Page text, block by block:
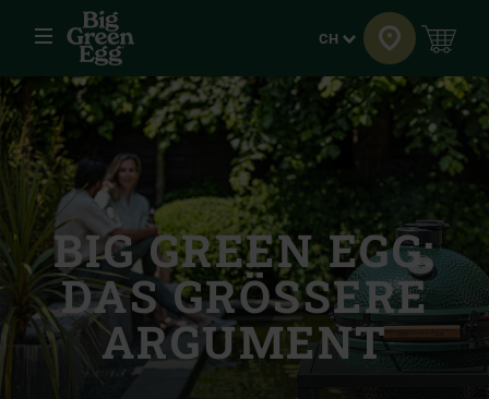
Menü Sprache
CH
BIG GREEN EGG:
DAS GRÖSSERE
ARGUMENT